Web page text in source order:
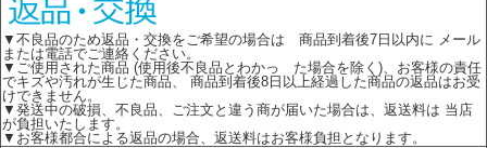
▼不良品のため返品・交換をご希望の場合は 商品到着後7日以内に メール
または電話でご連絡ください。
▼ご使用された商品 (使用後不良品とわかっ た場合を除く)、お客様の責任
でキズや汚れが生じた商品、 商品到着後8日以上経過した商品の返品はお受
けできません。
▼発送中の破損、不良品、ご注文と違う商が届いた場合は、返送料は 当店
が負担いたします。
▼お客様都合による返品の場合、返送料はお客様負担となります。